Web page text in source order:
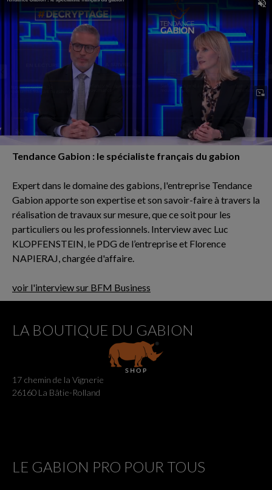
Tendance Gabion : le spécialiste français du gabion
Expert dans le domaine des gabions, l'entreprise Tendance
Gabion apporte son expertise et son savoir-faire à travers la
réalisation de travaux sur mesure, que ce soit pour les
particuliers ou les professionnels. Interview avec Luc
KLOPFENSTEIN, le PDG de l’entreprise et Florence
NAPIERAJ, chargée d'affaire.
voir l'interview sur BFM Business
LA BOUTIQUE DU GABION
17 chemin de la Vignerie
26160 La Bâtie-Rolland
LE GABION PRO POUR TOUS